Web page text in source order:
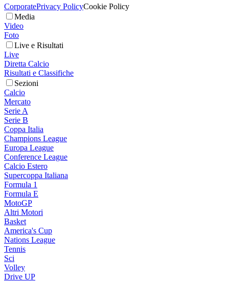
CorporatePrivacy PolicyCookie Policy
Media
Video
Foto
Live e Risultati
Live
Diretta Calcio
Risultati e Classifiche
Sezioni
Calcio
Mercato
Serie A
Serie B
Coppa Italia
Champions League
Europa League
Conference League
Calcio Estero
Supercoppa Italiana
Formula 1
Formula E
MotoGP
Altri Motori
Basket
America's Cup
Nations League
Tennis
Sci
Volley
Drive UP